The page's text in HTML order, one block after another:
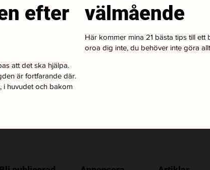
efter
att det ska hjälpa.
är fortfarande där.
i huvudet och bakom
välmående
Här kommer mina 21 bästa tips till ett
oroa dig inte, du behöver inte göra